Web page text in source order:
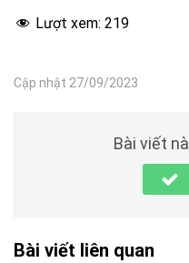
Lượt xem: 219
Cập nhật 27/09/2023
Bài viết
Bài viết liên quan